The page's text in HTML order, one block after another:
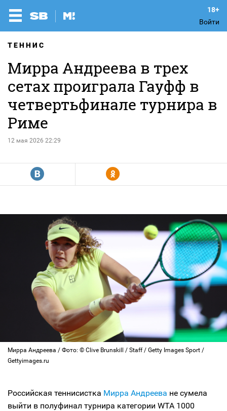
Войти
ТЕННИС
Мирра Андреева в трех
сетах проиграла Гауфф в
четвертьфинале турнира в
Риме
12 мая 2026 22:29
R Y
Мирра Андреева / Фото: © Clive Brunskill / Staff / Getty Images Sport /
Gettyimages.ru
Российская теннисистка Мирра Андреева не сумела
выйти в полуфинал турнира категории WTA 1000